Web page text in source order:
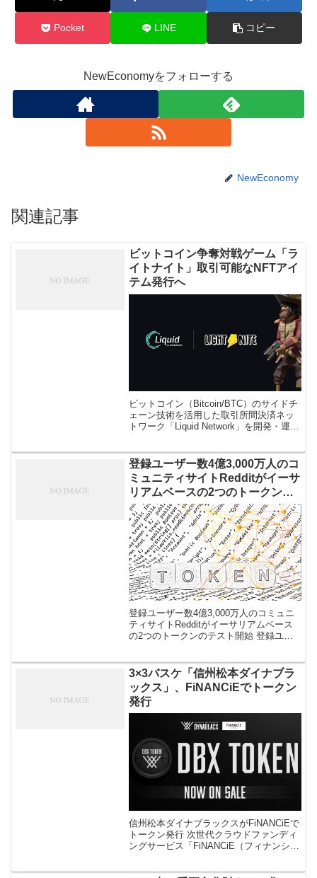
Pocket LINE コピー
NewEconomyをフォローする
NewEconomy
関連記事
ビットコイン争奪対戦ゲーム「ラ
イトナイト」取引可能なNFTアイ
テム発行へ
ビットコイン（Bitcoin/BTC）のサイドチ
ェーン技術を活用した取引所間決済ネッ
トワーク「Liquid Network」を開発・運営
登録ユーザー数4億3,000万人のコ
ミュニティサイトRedditがイーサ
リアムベースの2つのトークンの
テスト開始
登録ユーザー数4億3,000万人のコミュニ
ティサイトRedditがイーサリアムベース
の2つのトークンのテスト開始 登録ユー
報酬を得るため […]
3×3バスケ「信州松本ダイナブラ
ックス」、FiNANCiEでトークン
発行
信州松本ダイナブラックスがFiNANCiEで
トークン発行 次世代クラウドファンディ
ングサービス「FiNANCiE（フィナンシ